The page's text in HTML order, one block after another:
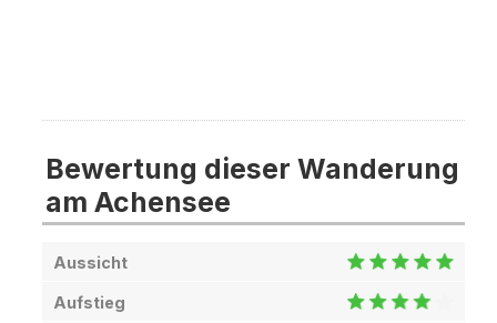
Bewertung dieser Wanderung
am Achensee
Aussicht
Aufstieg